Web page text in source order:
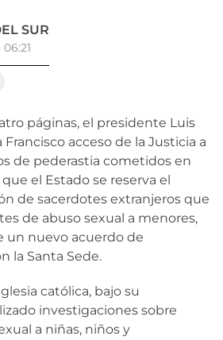
SUR
páginas, el presidente Luis
acceso de la Justicia a
de pederastia cometidos en
el Estado se reserva el
de sacerdotes extranjeros que
de abuso sexual a menores,
un nuevo acuerdo de
la Santa Sede.
católica, bajo su
investigaciones sobre
a niñas, niños y